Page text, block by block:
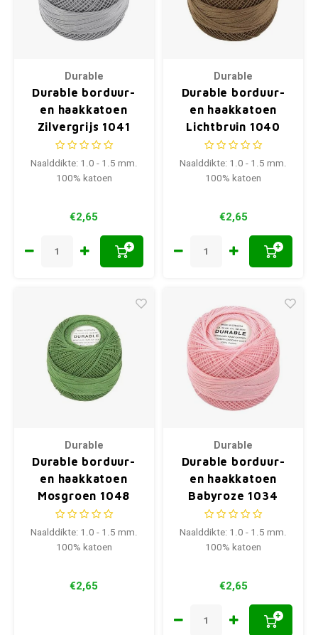
Durable
Durable borduur-
en haakkatoen
Zilvergrijs 1041
Naalddikte: 1.0 - 1.5 mm.
100% katoen
€2,65
+
Durable
Durable borduur-
en haakkatoen
Lichtbruin 1040
Naalddikte: 1.0 - 1.5 mm.
100% katoen
€2,65
+
Durable
Durable borduur-
en haakkatoen
Mosgroen 1048
Naalddikte: 1.0 - 1.5 mm.
100% katoen
€2,65
Durable
Durable borduur-
en haakkatoen
Babyroze 1034
Naalddikte: 1.0 - 1.5 mm.
100% katoen
€2,65
+